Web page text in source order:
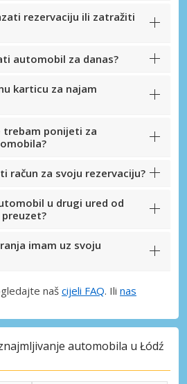
rezervaciju ili zatražiti
automobil za danas?
karticu za najam
trebam ponijeti za
račun za svoju rezervaciju?
u drugi ured od
imam uz svoju
naš cijeli FAQ. Ili nas
automobila u Łódź